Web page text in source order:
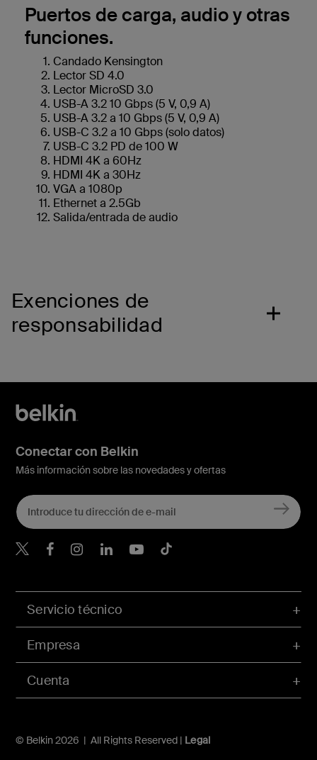
Puertos de carga, audio y otras
funciones.
Candado Kensington
Lector SD 4.0
Lector MicroSD 3.0
USB-A 3.2 10 Gbps (5 V, 0,9 A)
USB-A 3.2 a 10 Gbps (5 V, 0,9 A)
USB-C 3.2 a 10 Gbps (solo datos)
USB-C 3.2 PD de 100 W
HDMI 4K a 60Hz
HDMI 4K a 30Hz
VGA a 1080p
Ethernet a 2.5Gb
Salida/entrada de audio
Exenciones de
responsabilidad
Cuenta
Servicio técnico
Empresa
© Belkin 2026 | All Rights Reserved | Legal
Conectar con Belkin
Más información sobre las novedades y ofertas
Belkin Twitter